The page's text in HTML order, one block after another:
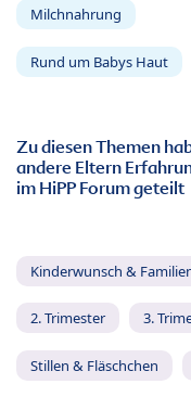
Milchnahrung
Rund um Babys Haut
Zu diesen Themen
andere Eltern
im HiPP Forum geteilt
Kinderwunsch &
2. Trimester 3.
Stillen & Fläschchen